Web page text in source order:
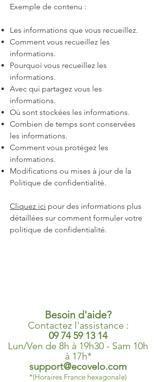
Exemple de contenu :
Les informations que vous recueillez.
Comment vous recueillez les
informations.
Pourquoi vous recueillez les
informations.
Avec qui partagez vous les
informations.
Où sont stockées les informations.
Combien de temps sont conservées
les informations.
Comment vous protégez les
informations.
Modifications ou mises à jour de la
Politique de confidentialité.
Cliquez ici pour des informations plus
détaillées sur comment formuler votre
politique de confidentialité.
Besoin d'aide?
Contactez l'assistance :
09 74 59 13 14
Lun/Ven de 8h à 19h30 - Sam 10h
à 17h*
support@ecovelo.com
*(Horaires France hexagonale)